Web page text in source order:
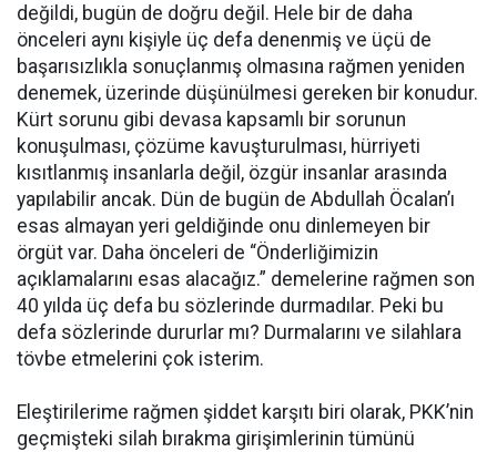
değildi, bugün de doğru değil. Hele bir de daha
önceleri aynı kişiyle üç defa denenmiş ve üçü de
başarısızlıkla sonuçlanmış olmasına rağmen yeniden
denemek, üzerinde düşünülmesi gereken bir konudur.
Kürt sorunu gibi devasa kapsamlı bir sorunun
konuşulması, çözüme kavuşturulması, hürriyeti
kısıtlanmış insanlarla değil, özgür insanlar arasında
yapılabilir ancak. Dün de bugün de Abdullah Öcalan’ı
esas almayan yeri geldiğinde onu dinlemeyen bir
örgüt var. Daha önceleri de “Önderliğimizin
açıklamalarını esas alacağız.” demelerine rağmen son
40 yılda üç defa bu sözlerinde durmadılar. Peki bu
defa sözlerinde dururlar mı? Durmalarını ve silahlara
tövbe etmelerini çok isterim.
Eleştirilerime rağmen şiddet karşıtı biri olarak, PKK’nin
geçmişteki silah bırakma girişimlerinin tümünü